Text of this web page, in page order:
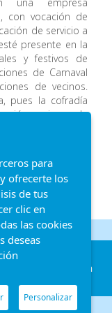
con vocación de
de servicio a
presente en la
y festivos de
de Carnaval
de vecinos.
pues la cofradía
gracias a la
Telegestión
de Cádiz.Aviso
para
ofrecerte los
de tus
clic en
las cookies
deseas
Personalizar